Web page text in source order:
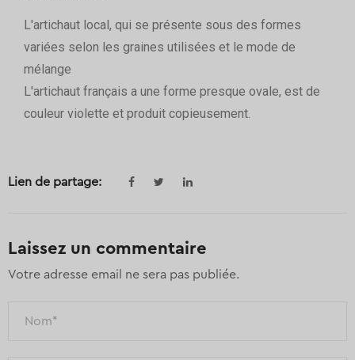
L'artichaut local, qui se présente sous des formes
variées selon les graines utilisées et le mode de
mélange
L'artichaut français a une forme presque ovale, est de
couleur violette et produit copieusement.
Lien de partage:
Laissez un commentaire
Votre adresse email ne sera pas publiée.